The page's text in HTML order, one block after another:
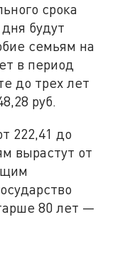
срока
будут
семьям на
в период
до трех лет
руб.
222,41 до
вырастут от
80 лет —